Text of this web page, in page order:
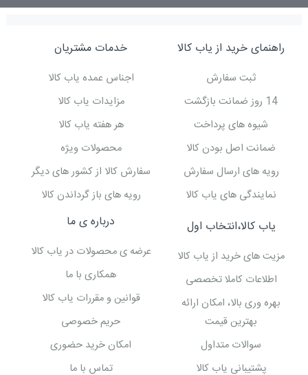
راهنمای خرید از یاب کالا
ثبت سفارش
14 روز ضمانت بازگشت
شیوه های پرداخت
ضمانت اصل بودن کالا
رویه های ارسال سفارش
نمایندگی های یاب کالا
خدمات مشتریان
اجناس عمده یاب کالا
مزایدات یاب کالا
هر هفته یاب کالا
محصولات ویژه
سفارش کالا از کشور های دیگر
رویه های باز گرداندن کالا
یاب کالا،انتخاب اول
مزیت های خرید از یاب کالا
اطلاعات کاملا تخصصی
بهره وری بالا، امکان ارائه
بهترین قیمت
سوالات متداول
پشتیبانی یاب کالا
درباره ی ما
عرضه ی محصولات در یاب کالا
همکاری با ما
قوانین و مقررات یاب کالا
حریم خصوصی
امکان خرید حضوری
تماس با ما